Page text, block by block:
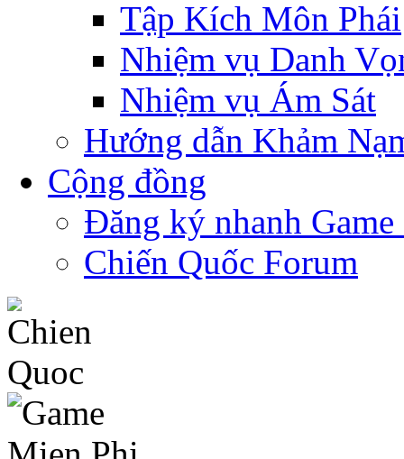
Tập Kích Môn Phái
Nhiệm vụ Danh
Nhiệm vụ Ám Sát
Hướng dẫn Khảm
Cộng đồng
Đăng ký nhanh
Chiến Quốc Forum